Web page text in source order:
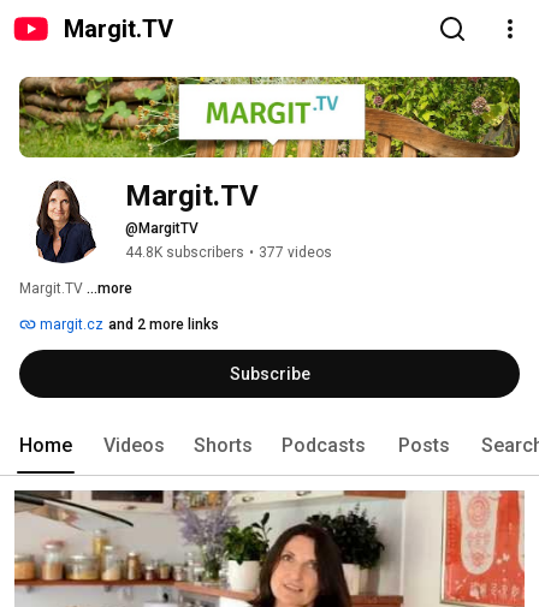
Margit.TV
Margit.TV
@MargitTV
44.8K subscribers • 377 videos
Margit.TV ...more
margit.cz and 2 more links
Subscribe
Home Videos Shorts Podcasts Posts